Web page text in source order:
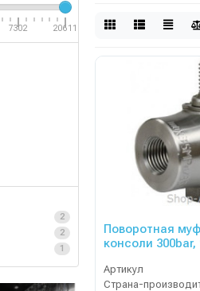
7302 20611
2
2
1
Поворотная
консоли 300bar,
Артикул
Страна-